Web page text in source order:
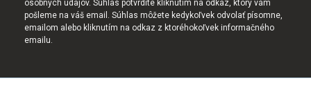
osobných údajov. Súhlas potvrdíte kliknutím na odkaz, ktorý vám
pošleme na váš email. Súhlas môžete kedykoľvek odvolať písomne,
emailom alebo kliknutím na odkaz z ktoréhokoľvek informačného
emailu.